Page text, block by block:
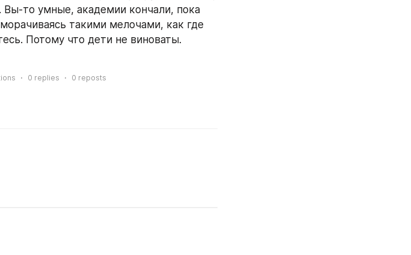
то умные, академии кончали, пока
такими мелочами, как где
Потому что дети не виноваты.
0 replies 0 reposts